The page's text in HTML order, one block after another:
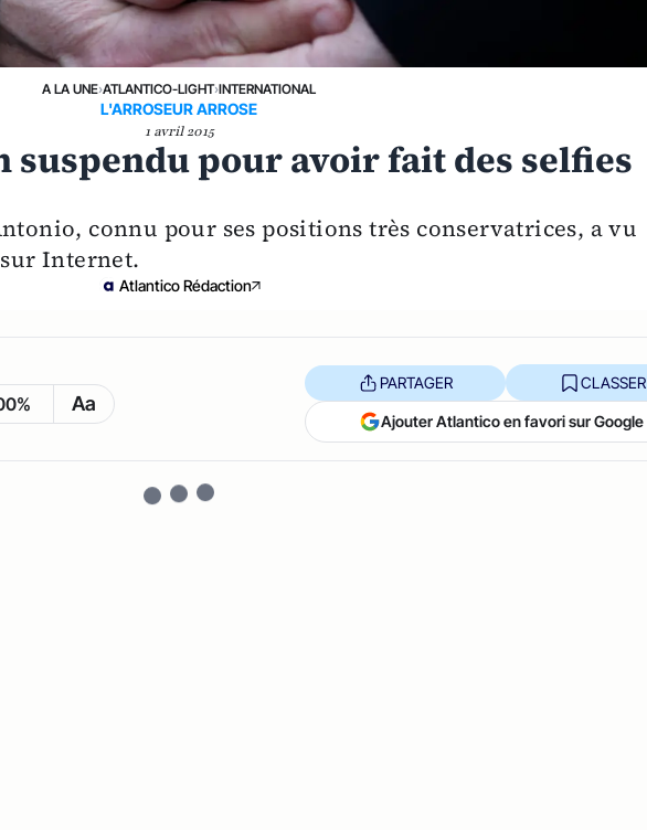
A LA UNE›ATLANTICO-LIGHT›INTERNATIONAL
L'ARROSEUR ARROSE
1 avril 2015
suspendu pour avoir fait des selfies
connu pour ses positions très conservatrices, a vu
Internet.
Atlantico Rédaction
Aa
PARTAGER CLASSER
Ajouter Atlantico en favori sur Google